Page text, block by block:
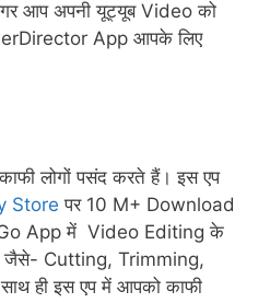
आप अपनी यूट्यूब Video को
App आपके लिए
लोगों पसंद करते हैं। इस एप
Store पर 10 M+ Download
App में Video Editing के
जैसे- Cutting, Trimming,
ही इस एप में आपको काफी